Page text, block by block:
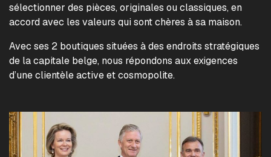
sélectionner des pièces, originales ou classiques, en
accord avec les valeurs qui sont chères à sa maison.
Avec ses 2 boutiques situées à des endroits stratégiques
de la capitale belge, nous répondons aux exigences
d’une clientèle active et cosmopolite.